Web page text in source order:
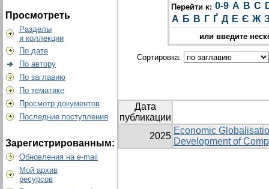
Просмотреть
Разделы
и коллекции
По дате
По автору
По заглавию
По тематике
Просмотр документов
Последние поступления
Зарегистрированным:
Обновления на e-mail
Мой архив
ресурсов
Перейти к: 0-9 A B C
А Б В Г Ґ Д Е Є Ж
или введите
Сортировка:
Дата
публикации
2025
Economic
Development of